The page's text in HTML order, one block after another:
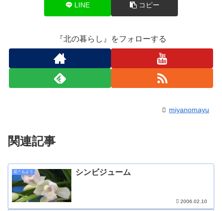
LINE コピー
『北の暮らし』をフォローする
miyanomayu
関連記事
花＊もよう シンビジューム
2006.02.10